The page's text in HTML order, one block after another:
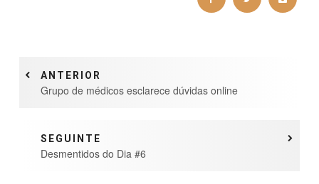
ANTERIOR
Grupo de médicos esclarece dúvidas online
SEGUINTE
Desmentidos do Dia #6